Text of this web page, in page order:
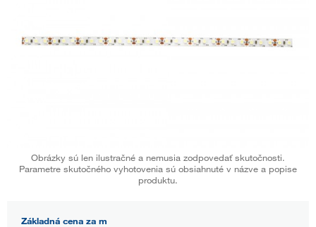
Obrázky sú len ilustračné a nemusia zodpovedať skutočnosti.
Parametre skutočného vyhotovenia sú obsiahnuté v názve a popise
produktu.
Základná cena za m